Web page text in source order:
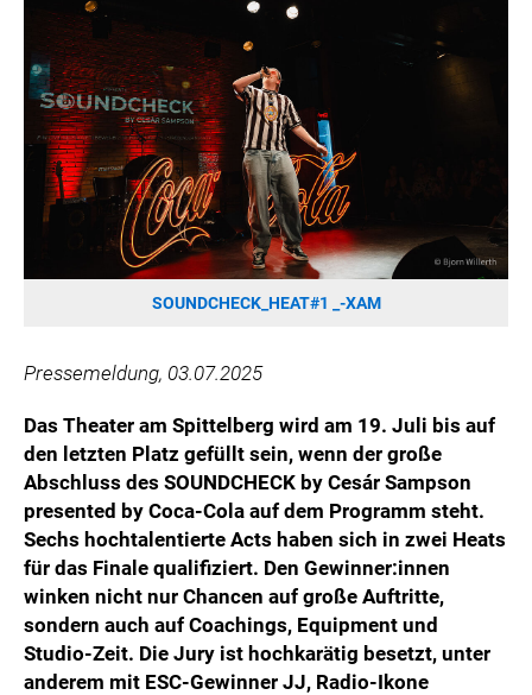
VIER HOCH VIER
ALFIES
HANNERSBERG
WILHELM-EXNER-MEDAILLEN STIFTUNG
ADMIRAL SPORTWETTEN
EWP RECYCLING PFAND ÖSTERREICH
ANNEMARIE CHARITY
IMPERIAL MARKETS
TRÄGERVEREIN EINWEGPFAND
MEDIA
LOGOS
COCA COLA
PRESSEKONTAKT
SOUNDCHECK_HEAT#1 _-XAM
Pressemeldung, 03.07.2025
Das Theater am Spittelberg wird am 19. Juli bis auf
den letzten Platz gefüllt sein, wenn der große
Abschluss des SOUNDCHECK by Cesár Sampson
presented by Coca-Cola auf dem Programm steht.
Sechs hochtalentierte Acts haben sich in zwei Heats
für das Finale qualifiziert. Den Gewinner:innen
winken nicht nur Chancen auf große Auftritte,
sondern auch auf Coachings, Equipment und
Studio-Zeit. Die Jury ist hochkarätig besetzt, unter
anderem mit ESC-Gewinner JJ, Radio-Ikone